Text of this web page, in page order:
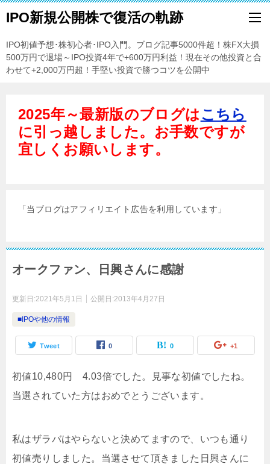
IPO新規公開株で復活の軌跡
IPO初値予想･株初心者･IPO入門。ブログ記事5000件超！株FX大損
500万円で退場～IPO投資4年で+600万円利益！現在その他投資と合
わせて+2,000万円超！手堅い投資で勝つコツを公開中
2025年～最新版のブログはこちら
に引っ越しました。お手数ですが
宜しくお願いします。
「当ブログはアフィリエイト広告を利用しています」
オークファン、日興さんに感謝
更新日:2021年5月1日 公開日:2013年4月27日
■IPOや他の情報
Tweet 0 0 +1
初値10,480円 4.03倍でした。見事な初値でしたね。
当選されていた方はおめでとうございます。
私はザラバはやらないと決めてますので、いつも通り
初値売りしました。当選させて頂きました日興さんに